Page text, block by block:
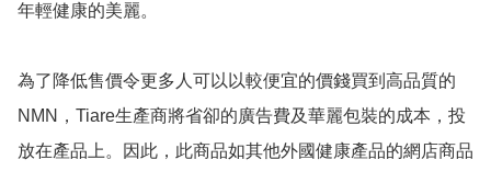
年輕健康的美麗。
為了降低售價令更多人可以以較便宜的價錢買到高品質的
NMN，Tiare生產商將省卻的廣告費及華麗包裝的成本，投
放在產品上。因此，此商品如其他外國健康產品的網店商品